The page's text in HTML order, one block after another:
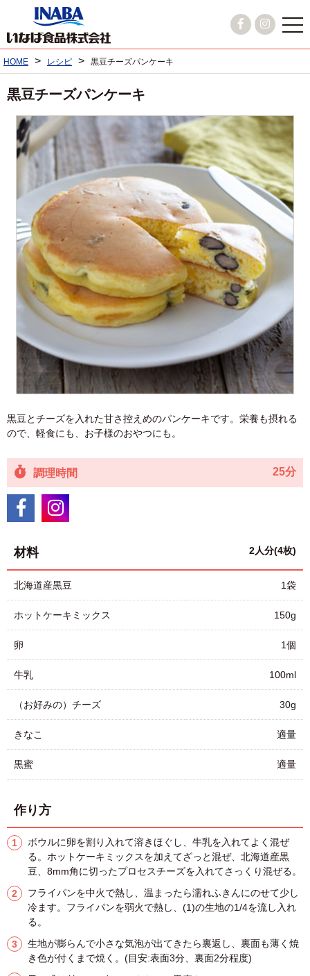
HOME > レシピ > 黒豆チーズパンケーキ
黒豆チーズパンケーキ
黒豆とチーズを入れた甘さ控えめのパンケーキです。栄養も摂れる
ので、軽食にも、お子様のおやつにも。
調理時間 25分
材料 2人分(4枚)
北海道産黒豆 1袋
ホットケーキミックス 150g
卵 1個
牛乳 100ml
（お好みの）チーズ 30g
きなこ 適量
黒蜜 適量
作り方
ボウルに卵を割り入れて溶きほぐし、牛乳を入れてよく混ぜ
る。ホットケーキミックスを加えてざっと混ぜ、北海道産黒
豆、8mm角に切ったプロセスチーズを入れてさっくり混ぜる。
フライパンを中火で熱し、温まったら濡れふきんにのせて少し
冷ます。フライパンを弱火で熱し、(1)の生地の1/4を流し入れ
る。
生地が膨らんで小さな気泡が出てきたら裏返し、裏面も薄く焼
き色が付くまで焼く。(目安:表面3分、裏面2分程度)